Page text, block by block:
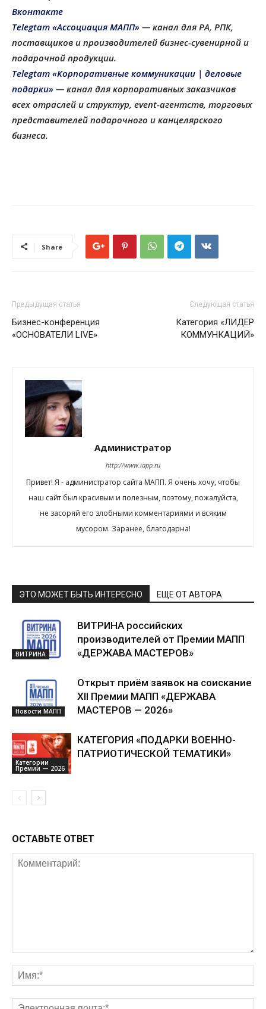
Вконтакте
Telegtam «Ассоциация МАПП» — канал для РА, РПК,
поставщиков и производителей бизнес-сувенирной и
подарочной продукции.
Telegtam «Корпоративные коммуникации | деловые
подарки» — канал для корпоративных заказчиков
всех отраслей и структур, еvent-агентств, торговых
представителей подарочного и канцелярского
бизнеса.
Share
Предыдущая статья
Бизнес-конференция
«ОСНОВАТЕЛИ LIVE»
Следующая статья
Категория «ЛИДЕР
КОММУНКАЦИЙ»
Администратор
http://www.iapp.ru
Привет! Я - администратор сайта МАПП. Я очень хочу, чтобы
наш сайт был красивым и полезным, поэтому, пожалуйста,
не засоряй его злобными комментариями и всяким
мусором. Заранее, благодарна!
ЭТО МОЖЕТ БЫТЬ ИНТЕРЕСНО ЕЩЕ ОТ АВТОРА
ВИТРИНА
ВИТРИНА российских
производителей от Премии МАПП
«ДЕРЖАВА МАСТЕРОВ»
Новости МАПП
Открыт приём заявок на соискание
XII Премии МАПП «ДЕРЖАВА
МАСТЕРОВ — 2026»
Категории
Премии — 2026
КАТЕГОРИЯ «ПОДАРКИ ВОЕННО-
ПАТРИОТИЧЕСКОЙ ТЕМАТИКИ»
ОСТАВЬТЕ ОТВЕТ